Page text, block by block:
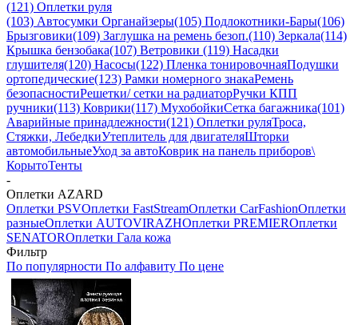
(121) Оплетки руля
(103) Автосумки Органайзеры(105) Подлокотники-Бары(106)
Брызговики(109) Заглушка на ремень безоп.(110) Зеркала(114)
Крышка бензобака(107) Ветровики (119) Насадки
глушителя(120) Насосы(122) Пленка тонировочнаяПодушки
ортопедические(123) Рамки номерного знакаРемень
безопасностиРешетки/ сетки на радиаторРучки КПП
ручники(113) Коврики(117) МухобойкиСетка багажника(101)
Аварийные принадлежности(121) Оплетки руляТроса,
Стяжки, ЛебедкиУтеплитель для двигателяШторки
автомобильныеУход за автоКоврик на панель приборов\
КорытоТенты
-
Оплетки AZARD
Оплетки PSVОплетки FastStreamОплетки CarFashionОплетки
разныеОплетки AUTOVIRAZHОплетки PREMIERОплетки
SENATORОплетки Гала кожа
Фильтр
По популярности По алфавиту По цене